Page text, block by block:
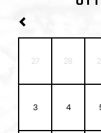
27 28
3 4